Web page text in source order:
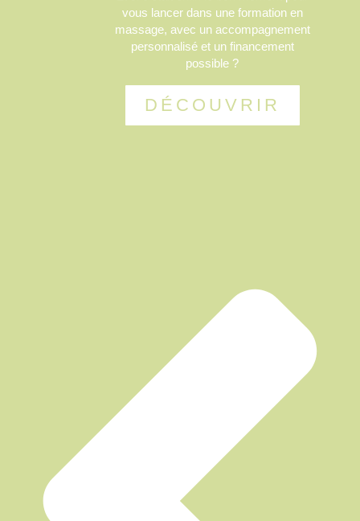
vous lancer dans une formation en
massage, avec un accompagnement
personnalisé et un financement
possible ?
DÉCOUVRIR